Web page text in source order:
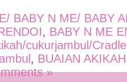
BABY N ME/ BABY
, BABY N ME
cukurjambul/Cradle
, BUAIAN AKIKAH
»